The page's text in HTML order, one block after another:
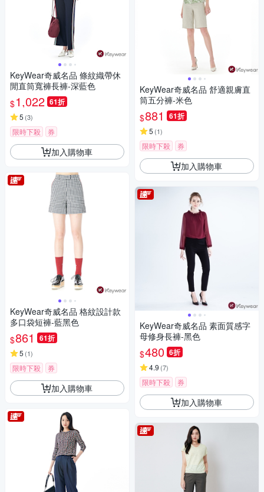
KeyWear奇威名品 條紋織帶休
閒直筒寬褲長褲-深藍色
$1,022 61折
5 (3)
限時下殺 券
加入購物車
KeyWear奇威名品 格紋設計款
多口袋短褲-藍黑色
$861 61折
5 (1)
限時下殺 券
加入購物車
KeyWear奇威名品 舒適親膚直
筒五分褲-米色
$881 61折
5 (1)
限時下殺 券
加入購物車
KeyWear奇威名品 素面質感字
母修身長褲-黑色
$480 6折
4.9 (7)
限時下殺 券
加入購物車